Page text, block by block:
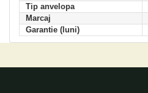
Tip anvelopa
Marcaj
Garantie (luni)